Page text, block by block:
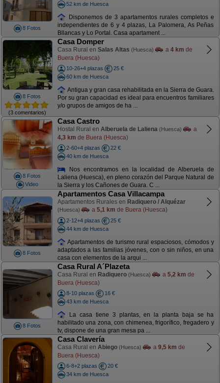
8 Fotos
52 km de Huesca
Disponemos de 3 apartamentos rurales completos e
independientes de 6 y 4 plazas, La Palomera, As Peñas
Bllancas y Lo Portal. Casa apartament ...
8 Fotos
(3 comentarios)
Casa Domper
Casa Rural en Salas Altas (Huesca) a 4 km de
Buera (Huesca)
10-26+4 plazas
25 €
60 km de Huesca
Antigua y gran casa rehabilitada en la Sierra de Guara.
Por su gran capacidad es ideal para encuentros familiares
y/o grupos de amigos de ha ...
8 Fotos
Video
Casa Castro
Hostal Rural en Alberuela de Laliena (Huesca)
a
4,3 km de Buera (Huesca)
2-60+4 plazas
22 €
40 km de Huesca
Nos encontramos en la localidad de Alberuela de
Laliena (Huesca), en pleno corazón del Parque Natural de
la Sierra y los Cañones de Guara. C ...
8 Fotos
Apartamentos Casa Villacampa
Apartamentos Rurales en Radiquero / Alquézar
(Huesca) a 5,1 km de Buera (Huesca)
2-12+4 plazas
25 €
44 km de Huesca
Apartamentos de turismo rural espaciosos, cómodos y
adaptados a las familias jóvenes, con o sin niños, en una
casa con elementos de la arqui ...
8 Fotos
Casa Rural A´Plazeta
Casa Rural en Radiquero (Huesca) a 5,2 km de
Buera (Huesca)
8-10 plazas
16 €
43 km de Huesca
La casa tiene 3 plantas, en la planta baja se ha
habilitado una zona, con chimenea, frigorífico, fregadero y
tv, dispone de una gran mesa pa ...
Casa Clavería
Casa Rural en Abiego (Huesca) a 9,5 km de
Buera (Huesca)
6-8+2 plazas
20 €
34 km de Huesca